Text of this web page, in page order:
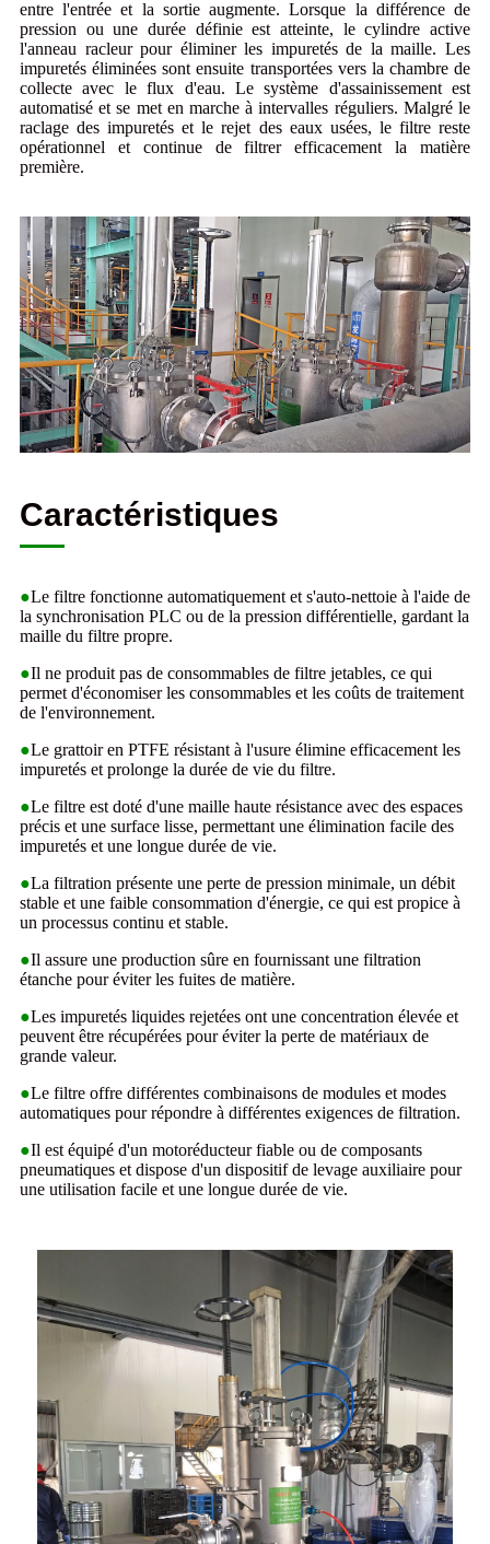
entre l'entrée et la sortie augmente. Lorsque la différence de
pression ou une durée définie est atteinte, le cylindre active
l'anneau racleur pour éliminer les impuretés de la maille. Les
impuretés éliminées sont ensuite transportées vers la chambre de
collecte avec le flux d'eau. Le système d'assainissement est
automatisé et se met en marche à intervalles réguliers. Malgré le
raclage des impuretés et le rejet des eaux usées, le filtre reste
opérationnel et continue de filtrer efficacement la matière
première.
Caractéristiques
●Le filtre fonctionne automatiquement et s'auto-nettoie à l'aide de
la synchronisation PLC ou de la pression différentielle, gardant la
maille du filtre propre.
●Il ne produit pas de consommables de filtre jetables, ce qui
permet d'économiser les consommables et les coûts de traitement
de l'environnement.
●Le grattoir en PTFE résistant à l'usure élimine efficacement les
impuretés et prolonge la durée de vie du filtre.
●Le filtre est doté d'une maille haute résistance avec des espaces
précis et une surface lisse, permettant une élimination facile des
impuretés et une longue durée de vie.
●La filtration présente une perte de pression minimale, un débit
stable et une faible consommation d'énergie, ce qui est propice à
un processus continu et stable.
●Il assure une production sûre en fournissant une filtration
étanche pour éviter les fuites de matière.
●Les impuretés liquides rejetées ont une concentration élevée et
peuvent être récupérées pour éviter la perte de matériaux de
grande valeur.
●Le filtre offre différentes combinaisons de modules et modes
automatiques pour répondre à différentes exigences de filtration.
●Il est équipé d'un motoréducteur fiable ou de composants
pneumatiques et dispose d'un dispositif de levage auxiliaire pour
une utilisation facile et une longue durée de vie.